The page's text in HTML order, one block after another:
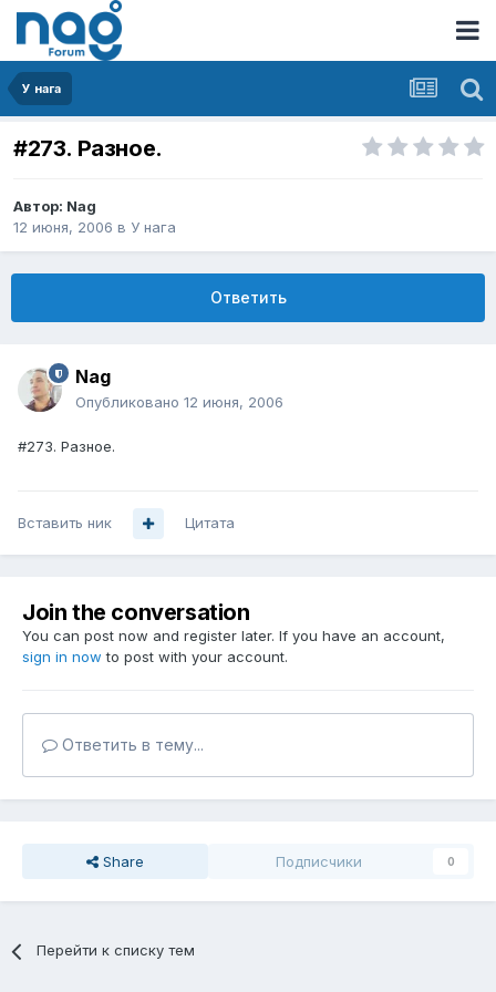
У нага
#273. Разное.
Автор: Nag
12 июня, 2006 в У нага
Ответить
Nag
Опубликовано 12 июня, 2006
#273. Разное.
Вставить ник Цитата
Join the conversation
You can post now and register later. If you have an account,
sign in now to post with your account.
Ответить в тему...
Share Подписчики 0
Перейти к списку тем